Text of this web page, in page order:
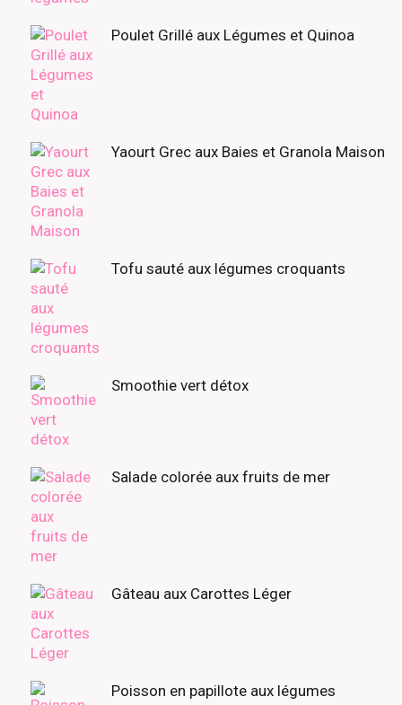
Poulet Grillé aux Légumes et Quinoa
Yaourt Grec aux Baies et Granola Maison
Tofu sauté aux légumes croquants
Smoothie vert détox
Salade colorée aux fruits de mer
Gâteau aux Carottes Léger
Poisson en papillote aux légumes